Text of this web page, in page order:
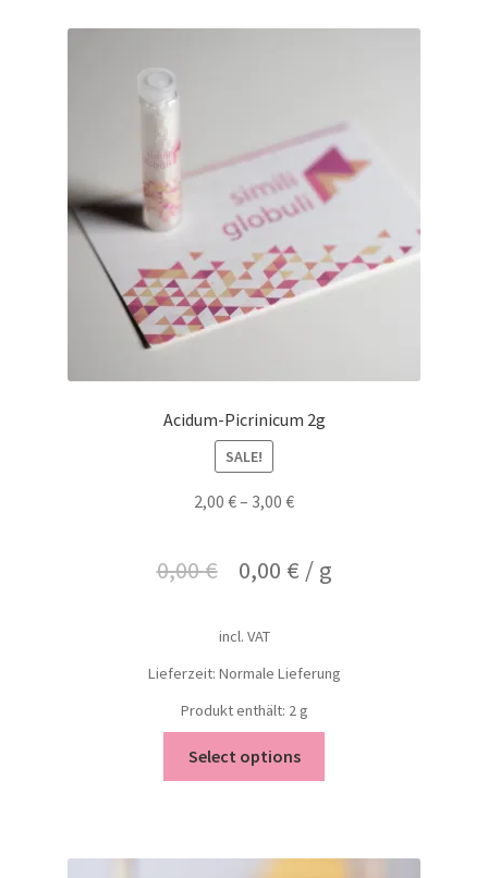
Acidum-Picrinicum 2g
SALE!
2,00 €– 3,00 €
0,00€ 0,00 € / g
incl. VAT
Lieferzeit: Normale Lieferung
Produkt enthält: 2g
Select options